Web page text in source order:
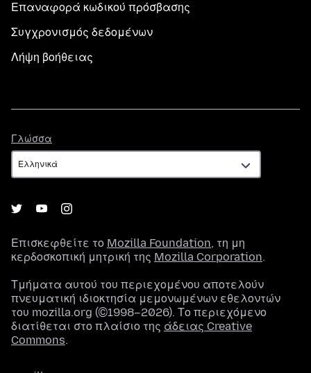
Επαναφορά κωδικού πρόσβασης
Συγχρονισμός δεδομένων
Λήψη βοήθειας
Γλώσσα
Επισκεφθείτε το Mozilla Foundation, τη μη
κερδοσκοπική μητρική της Mozilla Corporation.
Τμήματα αυτού του περιεχομένου αποτελούν
πνευματική ιδιοκτησία μεμονωμένων εθελοντών
του mozilla.org (©1998–2026). Το περιεχόμενο
διατίθεται στο πλαίσιο της άδειας Creative
Commons.